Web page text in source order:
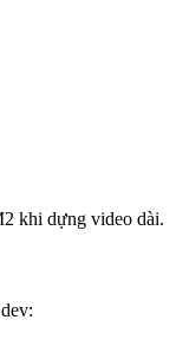
khi dựng video dài.